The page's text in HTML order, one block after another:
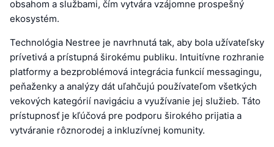
obsahom a službami, čím vytvára vzájomne prospešný
ekosystém.
Technológia Nestree je navrhnutá tak, aby bola užívateľsky
prívetivá a prístupná širokému publiku. Intuitívne rozhranie
platformy a bezproblémová integrácia funkcií messagingu,
peňaženky a analýzy dát uľahčujú používateľom všetkých
vekových kategórií navigáciu a využívanie jej služieb. Táto
prístupnosť je kľúčová pre podporu širokého prijatia a
vytváranie rôznorodej a inkluzívnej komunity.